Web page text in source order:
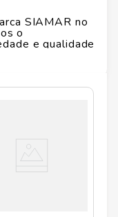
SIAMAR no
o
e qualidade